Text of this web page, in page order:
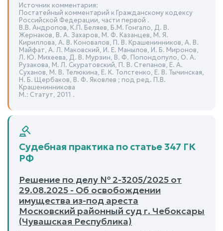
Источник комментария:
Постатейный комментарий к Гражданскому кодексу
Российской Федерации, части первой .
В.В. Андропов, К.П. Беляев, Б.М. Гонгало, Д. В.
Жернаков, В. А. Захаров, М. Ф. Казанцев, М. Я.
Кириллова, А. В. Коновалов, П. В. Крашенинников, А. В.
Майфат, А. Л. Маковский, И. Е. Манылов, И. Б. Миронов,
Л. Ю. Михеева, Д. В. Мурзин, В. Ф. Попондопуло, О. А.
Рузакова, М. Л. Скуратовский, П. В. Степанов, Е. А.
Суханов, М. В. Телюкина, Е. К. Толстенко, Е. В. Тычинская,
Н. Б. Щербаков, В. Ф. Яковлев ; под ред. П.В.
Крашенинникова
М.: Статут, 2011 .
Судебная практика по статье 347 ГК
РФ
Решение по делу № 2-3205/2025 от
29.08.2025 - Об освобождении
имущества из-под ареста
Московский районный суд г. Чебоксары
(Чувашская Республика)